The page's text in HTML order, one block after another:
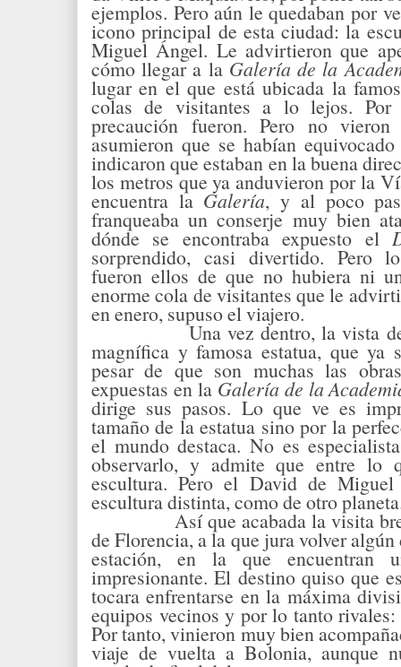
ejemplos. Pero aún le quedaban por
icono principal de esta ciudad: la
Miguel Ángel. Le advirtieron que
cómo llegar a la Galería de la
lugar en el que está ubicada la
colas de visitantes a lo lejos.
precaución fueron. Pero no
asumieron que se habían
indicaron que estaban en la buena
los metros que ya anduvieron por la
encuentra la Galería, y al poco
franqueaba un conserje muy bien
dónde se encontraba expuesto el
sorprendido, casi divertido. Pero
fueron ellos de que no hubiera ni
enorme cola de visitantes que le
en enero, supuso el viajero.
Una vez dentro, la vista
magnífica y famosa estatua, que ya
pesar de que son muchas las
expuestas en la Galería de la
dirige sus pasos. Lo que ve es
tamaño de la estatua sino por la
el mundo destaca. No es
observarlo, y admite que entre lo
escultura. Pero el David de
escultura distinta, como de otro
Así que acabada la visita breve
de Florencia, a la que jura volver
estación, en la que encuentran
impresionante. El destino quiso que
tocara enfrentarse en la máxima
equipos vecinos y por lo tanto
Por tanto, vinieron muy bien
viaje de vuelta a Bolonia, aunque